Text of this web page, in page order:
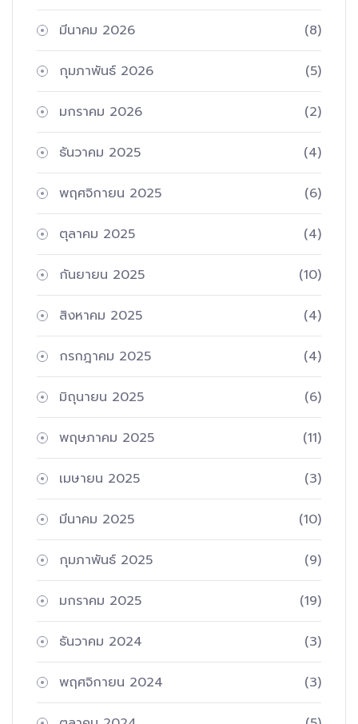
มีนาคม 2026 (8)
กุมภาพันธ์ 2026 (5)
มกราคม 2026 (2)
ธันวาคม 2025 (4)
พฤศจิกายน 2025 (6)
ตุลาคม 2025 (4)
กันยายน 2025 (10)
สิงหาคม 2025 (4)
กรกฎาคม 2025 (4)
มิถุนายน 2025 (6)
พฤษภาคม 2025 (11)
เมษายน 2025 (3)
มีนาคม 2025 (10)
กุมภาพันธ์ 2025 (9)
มกราคม 2025 (19)
ธันวาคม 2024 (3)
พฤศจิกายน 2024 (3)